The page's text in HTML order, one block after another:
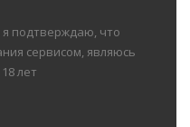
я подтверждаю, что
сервисом, являюсь
лет